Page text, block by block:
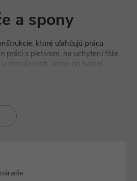
a spony
ktoré uľahčujú prácu
práci s pletivom, na uchytení fólie
domácnosti, alebo pri balení.
veľmi jednoducho si ich
v práci. Na sponkovačoch je